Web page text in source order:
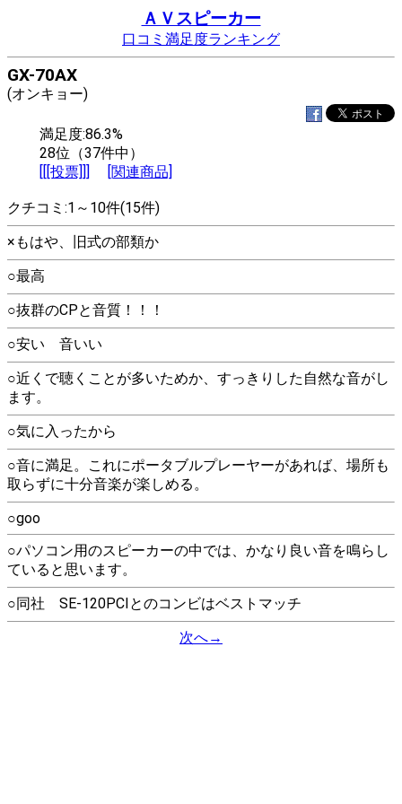
ＡＶスピーカー
口コミ満足度ランキング
GX-70AX
(オンキョー)
満足度:86.3%
28位（37件中）
[[[投票]]]
[関連商品]
クチコミ:1～10件(15件)
×もはや、旧式の部類か
○最高
○抜群のCPと音質！！！
○安い 音いい
○近くで聴くことが多いためか、すっきりした自然な音がし
ます。
○気に入ったから
○音に満足。これにポータブルプレーヤーがあれば、場所も
取らずに十分音楽が楽しめる。
○goo
○パソコン用のスピーカーの中では、かなり良い音を鳴らし
ていると思います。
○同社 SE-120PCIとのコンビはベストマッチ
次へ→